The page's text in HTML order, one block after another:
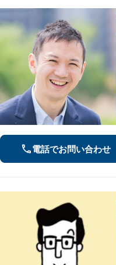
電話でお問い合わせ